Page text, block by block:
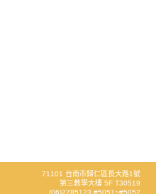
71101 台南市歸仁區長大路1號
第三教學大樓 5F T30519